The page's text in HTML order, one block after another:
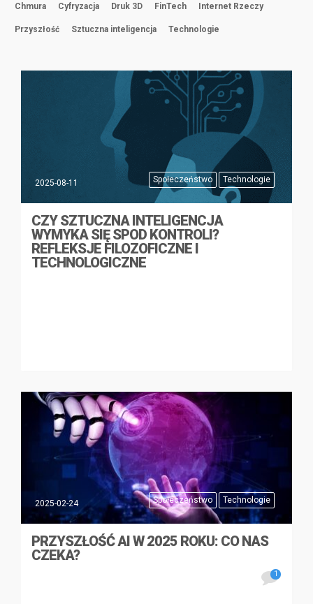
Chmura Cyfryzacja Druk 3D FinTech Internet Rzeczy
Przyszłość Sztuczna inteligencja Technologie
Społeczeństwo Technologie
2025-08-11
CZY SZTUCZNA INTELIGENCJA
WYMYKA SIĘ SPOD KONTROLI?
REFLEKSJE FILOZOFICZNE I
TECHNOLOGICZNE
Społeczeństwo Technologie
2025-02-24
PRZYSZŁOŚĆ AI W 2025 ROKU: CO NAS
CZEKA?
1